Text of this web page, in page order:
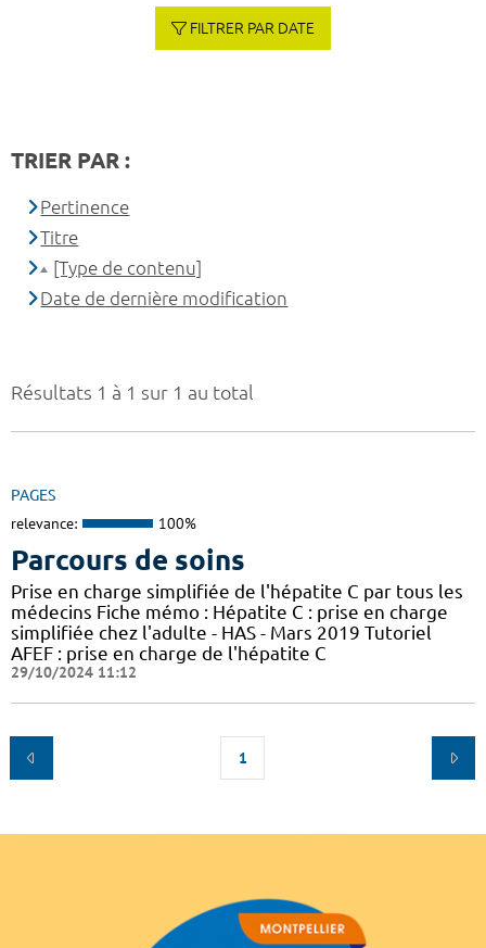
Résultats 1 à 1 sur 1 au total
PAGES
relevance: 100%
Parcours de soins
Prise en charge simplifiée de l'hépatite C par tous les
médecins Fiche mémo : Hépatite C : prise en charge
simplifiée chez l'adulte - HAS - Mars 2019 Tutoriel
AFEF : prise en charge de l'hépatite C
29/10/2024 11:12
1
FILTRER PAR DATE
TRIER PAR :
Pertinence
Titre
[Type de contenu]
Date de dernière modification